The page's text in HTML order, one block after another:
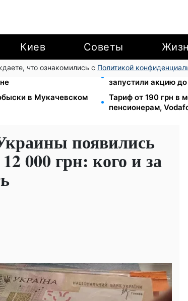
Киев Советы
что ознакомились с Политикой
DRC, Acted и
Кэшбек до 40% на
запустили акцию
в Мукачевском
Тариф от 190 грн в
пенсионерам,
появились
000 грн: кого и за